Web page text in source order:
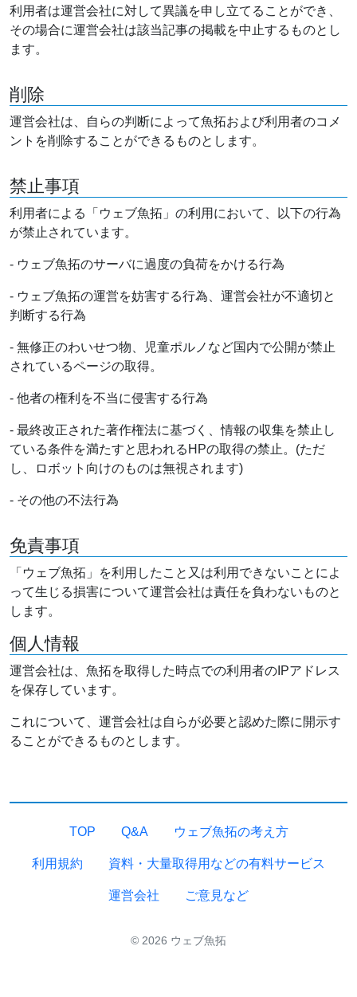
利用者は運営会社に対して異議を申し立てることができ、
その場合に運営会社は該当記事の掲載を中止するものとし
ます。
削除
運営会社は、自らの判断によって魚拓および利用者のコメ
ントを削除することができるものとします。
禁止事項
利用者による「ウェブ魚拓」の利用において、以下の行為
が禁止されています。
- ウェブ魚拓のサーバに過度の負荷をかける行為
- ウェブ魚拓の運営を妨害する行為、運営会社が不適切と
判断する行為
- 無修正のわいせつ物、児童ポルノなど国内で公開が禁止
されているページの取得。
- 他者の権利を不当に侵害する行為
- 最終改正された著作権法に基づく、情報の収集を禁止し
ている条件を満たすと思われるHPの取得の禁止。(ただ
し、ロボット向けのものは無視されます)
- その他の不法行為
免責事項
「ウェブ魚拓」を利用したこと又は利用できないことによ
って生じる損害について運営会社は責任を負わないものと
します。
個人情報
運営会社は、魚拓を取得した時点での利用者のIPアドレス
を保存しています。
これについて、運営会社は自らが必要と認めた際に開示す
ることができるものとします。
TOP Q&A ウェブ魚拓の考え方
利用規約 資料・大量取得用などの有料サービス
運営会社 ご意見など
© 2026 ウェブ魚拓